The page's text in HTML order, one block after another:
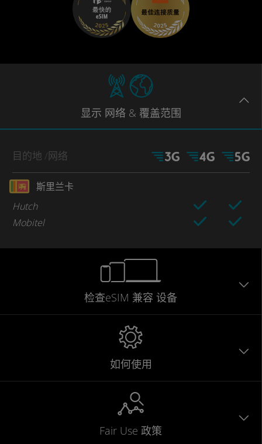
显示 网络 & 覆盖范围
目的地 /网络
斯里兰卡
Hutch
Mobitel
检查eSIM 兼容 设备
如何使用
Fair Use 政策